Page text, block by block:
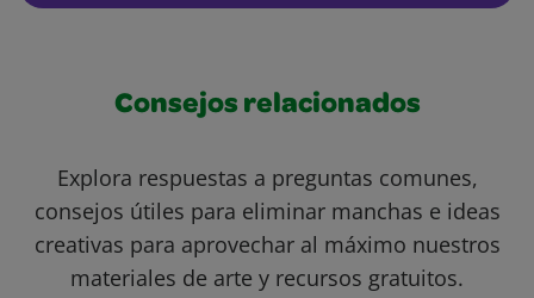
Consejos relacionados
Explora respuestas a preguntas comunes,
consejos útiles para eliminar manchas e ideas
creativas para aprovechar al máximo nuestros
materiales de arte y recursos gratuitos.